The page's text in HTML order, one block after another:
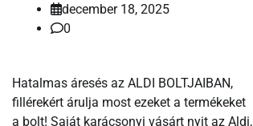
december 18, 2025
0
Hatalmas áresés az ALDI BOLTJAIBAN,
fillérekért árulja most ezeket a termékeket
a bolt! Saját karácsonyi vásárt nyit az Aldi,